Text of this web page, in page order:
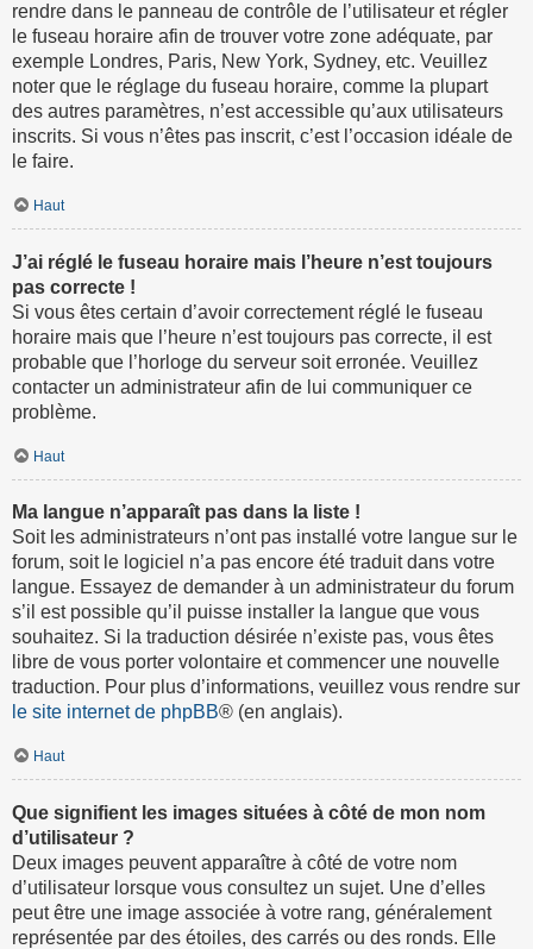
rendre dans le panneau de contrôle de l’utilisateur et régler
le fuseau horaire afin de trouver votre zone adéquate, par
exemple Londres, Paris, New York, Sydney, etc. Veuillez
noter que le réglage du fuseau horaire, comme la plupart
des autres paramètres, n’est accessible qu’aux utilisateurs
inscrits. Si vous n’êtes pas inscrit, c’est l’occasion idéale de
le faire.
Haut
J’ai réglé le fuseau horaire mais l’heure n’est toujours
pas correcte !
Si vous êtes certain d’avoir correctement réglé le fuseau
horaire mais que l’heure n’est toujours pas correcte, il est
probable que l’horloge du serveur soit erronée. Veuillez
contacter un administrateur afin de lui communiquer ce
problème.
Haut
Ma langue n’apparaît pas dans la liste !
Soit les administrateurs n’ont pas installé votre langue sur le
forum, soit le logiciel n’a pas encore été traduit dans votre
langue. Essayez de demander à un administrateur du forum
s’il est possible qu’il puisse installer la langue que vous
souhaitez. Si la traduction désirée n’existe pas, vous êtes
libre de vous porter volontaire et commencer une nouvelle
traduction. Pour plus d’informations, veuillez vous rendre sur
le site internet de phpBB® (en anglais).
Haut
Que signifient les images situées à côté de mon nom
d’utilisateur ?
Deux images peuvent apparaître à côté de votre nom
d’utilisateur lorsque vous consultez un sujet. Une d’elles
peut être une image associée à votre rang, généralement
représentée par des étoiles, des carrés ou des ronds. Elle